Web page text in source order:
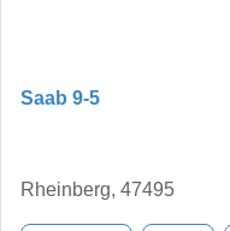
Saab 9-5
Rheinberg, 47495